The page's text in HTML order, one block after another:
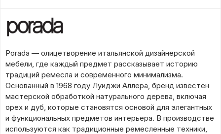
Porada — олицетворение итальянской дизайнерской
мебели, где каждый предмет рассказывает историю
традиций ремесла и современного минимализма.
Основанный в 1968 году Луиджи Аллера, бренд известен
мастерской обработкой натурального дерева, включая
орех и дуб, которые становятся основой для элегантных
и функциональных предметов интерьера. В производстве
используются как традиционные ремесленные техники,